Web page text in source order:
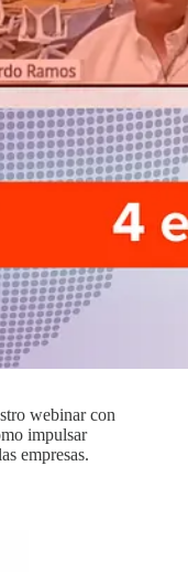
webinar con
impulsar
empresas.